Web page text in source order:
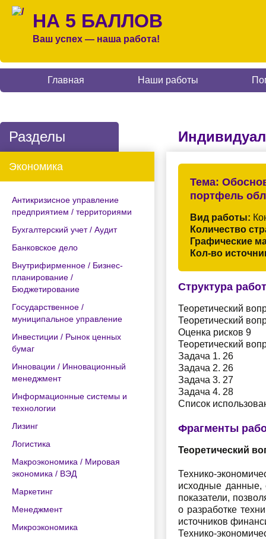
НА 5 БАЛЛОВ
Ваш успех — наша работа!
Главная Наши работы
Разделы
Экономика
Антикризисное управление
предприятием / территориями
Бухгалтерский учет / Аудит
Банковское дело
Внутрифирменное / Бизнес-
планирование /
Бюджетирование
Государственное /
муниципальное управление
Инвестиции / Рынок ценных
бумаг
Инновации / Инновационный
менеджмент
Информационные системы и
технологии
Лизинг
Логистика
Макроэкономика / Мировая
экономика / ВЭД
Маркетинг
Менеджмент
Микроэкономика
Тема:
портфель
Вид работы:
Количество
Графические
Кол-во
Структура
Теоретический
Теоретический
Оценка рисков 9
Теоретический
Задача 1. 26
Задача 2. 26
Задача 3. 27
Задача 4. 28
Список
Фрагменты
Теоретический
Технико-
исходные данные,
показатели,
о разработке
источников
Технико-